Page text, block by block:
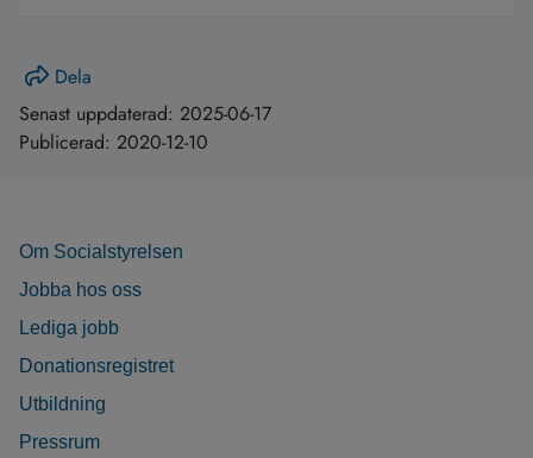
Dela
Senast uppdaterad: 2025-06-17
Publicerad: 2020-12-10
Om Socialstyrelsen
Jobba hos oss
Lediga jobb
Donationsregistret
Utbildning
Pressrum